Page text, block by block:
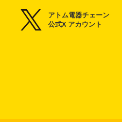
アトム電器チェーン
公式X アカウント